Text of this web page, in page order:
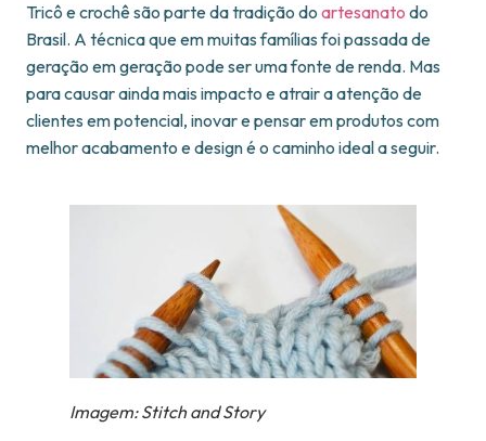
Tricô e crochê são parte da tradição do artesanato do
Brasil. A técnica que em muitas famílias foi passada de
geração em geração pode ser uma fonte de renda. Mas
para causar ainda mais impacto e atrair a atenção de
clientes em potencial, inovar e pensar em produtos com
melhor acabamento e design é o caminho ideal a seguir.
Imagem: Stitch and Story